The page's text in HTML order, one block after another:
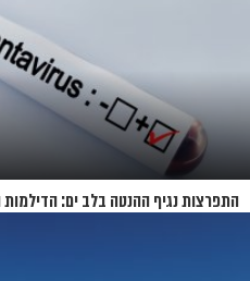
התפרצות נגיף ההנטה בלב ים: